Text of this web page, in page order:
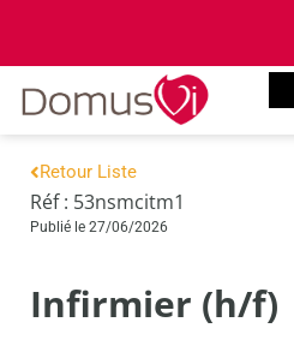
Retour Liste
Réf : 53nsmcitm1
Publié le 27/06/2026
Infirmier (h/f)